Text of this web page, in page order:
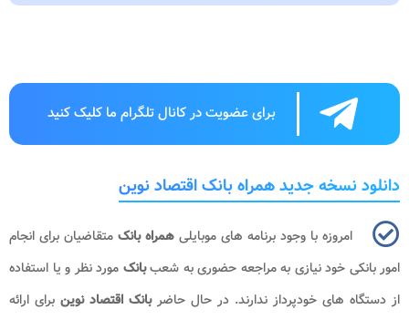
برای عضویت در کانال تلگرام ما کلیک کنید
دانلود نسخه جدید همراه بانک اقتصاد نوین
امروزه با وجود برنامه های موبایلی همراه بانک متقاضیان برای انجام
امور بانکی خود نیازی به مراجعه حضوری به شعببانک مورد نظر و یا استفاده
از دستگاه های خودپرداز ندارند. در حال حاضربانک اقتصاد نوین برای ارائه